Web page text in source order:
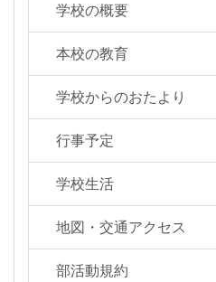
学校の概要
本校の教育
学校からのおたより
行事予定
学校生活
地図・交通アクセス
部活動規約